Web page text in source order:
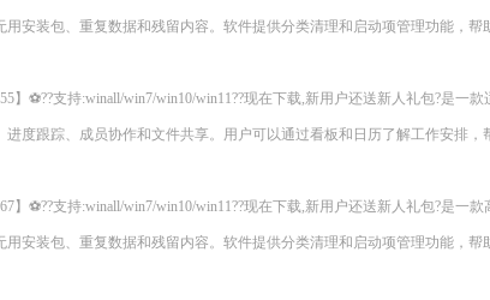
用安装包、重复数据和残留内容。软件提供分类清理和启动项管理功能，帮
】⚽??支持:winall/win7/win10/win11??现在下载,新用户还送新人礼包?是一
进度跟踪、成员协作和文件共享。用户可以通过看板和日历了解工作安排，
】⚽??支持:winall/win7/win10/win11??现在下载,新用户还送新人礼包?是一
用安装包、重复数据和残留内容。软件提供分类清理和启动项管理功能，帮